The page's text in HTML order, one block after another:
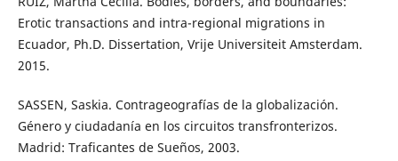
Erotic transactions and intra-regional migrations in
Ecuador, Ph.D. Dissertation, Vrije Universiteit Amsterdam.
2015.
SASSEN, Saskia. Contrageografías de la globalización.
Género y ciudadanía en los circuitos transfronterizos.
Madrid: Traficantes de Sueños, 2003.